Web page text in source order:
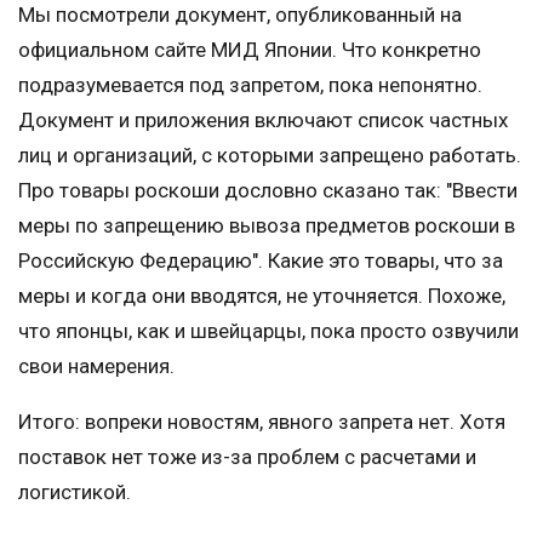
Мы посмотрели документ, опубликованный на
официальном сайте МИД Японии. Что конкретно
подразумевается под запретом, пока непонятно.
Документ и приложения включают список частных
лиц и организаций, с которыми запрещено работать.
Про товары роскоши дословно сказано так: "Ввести
меры по запрещению вывоза предметов роскоши в
Российскую Федерацию". Какие это товары, что за
меры и когда они вводятся, не уточняется. Похоже,
что японцы, как и швейцарцы, пока просто озвучили
свои намерения.
Итого: вопреки новостям, явного запрета нет. Хотя
поставок нет тоже из-за проблем с расчетами и
логистикой.